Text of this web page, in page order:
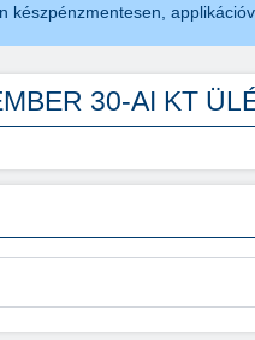
készpénzmentesen,
30-AI KT